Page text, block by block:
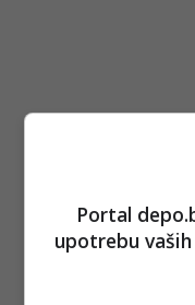
Portal
upotrebu